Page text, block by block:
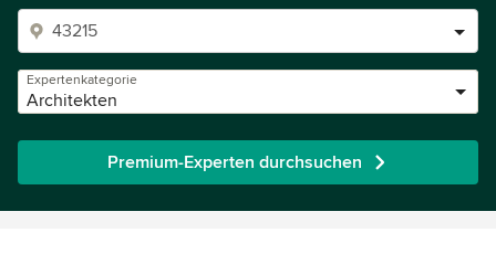
Expertenkategorie
Architekten
Premium-Experten durchsuchen